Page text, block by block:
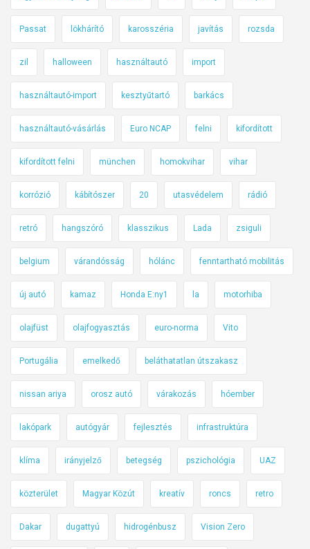
Passat lökhárító karosszéria javítás rozsda
zil halloween használtautó import
használtautó-import kesztyűtartó barkács
használtautó-vásárlás Euro NCAP felni kifordított
kifordított felni münchen homokvihar vihar
korrózió kábítószer 20 utasvédelem rádió
retró hangszóró klasszikus Lada zsiguli
belgium várandósság hólánc fenntartható mobilitás
új autó kamaz Honda E:ny1 la motorhiba
olajfüst olajfogyasztás euro-norma Vito
Portugália emelkedő beláthatatlan útszakasz
nissan ariya orosz autó várakozás hóember
lakópark autógyár fejlesztés infrastruktúra
klíma irányjelző betegség pszichológia UAZ
közterület Magyar Közút kreatív roncs retro
Dakar dugattyú hidrogénbusz Vision Zero